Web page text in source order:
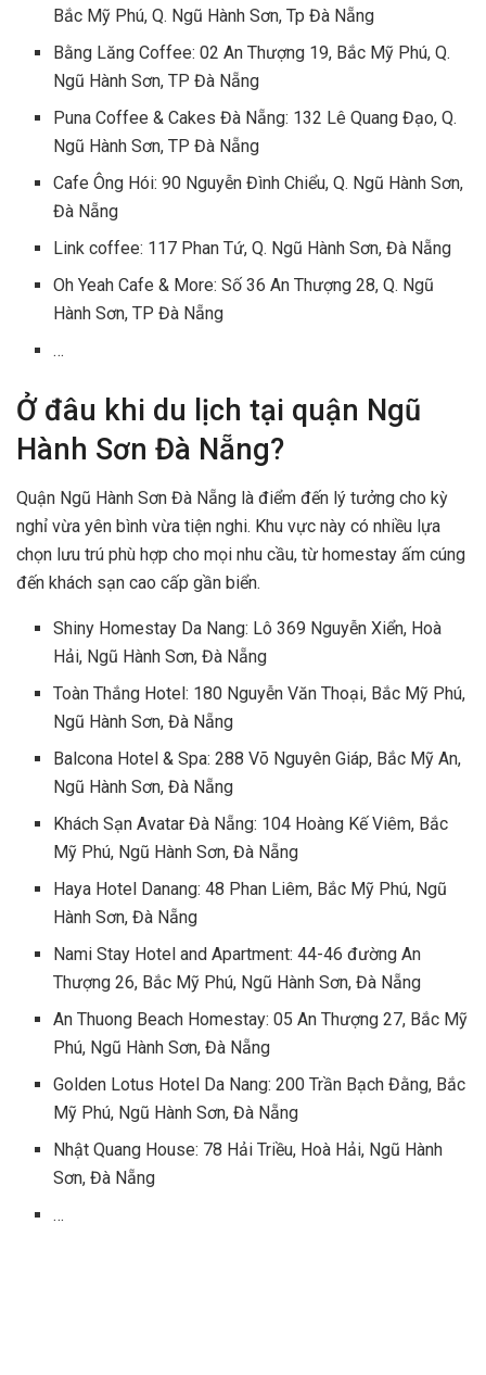
Bắc Mỹ Phú, Q. Ngũ Hành Sơn, Tp Đà Nẵng
Bằng Lăng Coffee: 02 An Thượng 19, Bắc Mỹ Phú, Q.
Ngũ Hành Sơn, TP Đà Nẵng
Puna Coffee & Cakes Đà Nẵng: 132 Lê Quang Đạo, Q.
Ngũ Hành Sơn, TP Đà Nẵng
Cafe Ông Hói: 90 Nguyễn Đình Chiểu, Q. Ngũ Hành Sơn,
Đà Nẵng
Link coffee: 117 Phan Tứ, Q. Ngũ Hành Sơn, Đà Nẵng
Oh Yeah Cafe & More: Số 36 An Thượng 28, Q. Ngũ
Hành Sơn, TP Đà Nẵng
…
Ở đâu khi du lịch tại quận Ngũ
Hành Sơn Đà Nẵng?
Quận Ngũ Hành Sơn Đà Nẵng là điểm đến lý tưởng cho kỳ
nghỉ vừa yên bình vừa tiện nghi. Khu vực này có nhiều lựa
chọn lưu trú phù hợp cho mọi nhu cầu, từ homestay ấm cúng
đến khách sạn cao cấp gần biển.
Shiny Homestay Da Nang: Lô 369 Nguyễn Xiển, Hoà
Hải, Ngũ Hành Sơn, Đà Nẵng
Toàn Thắng Hotel: 180 Nguyễn Văn Thoại, Bắc Mỹ Phú,
Ngũ Hành Sơn, Đà Nẵng
Balcona Hotel & Spa: 288 Võ Nguyên Giáp, Bắc Mỹ An,
Ngũ Hành Sơn, Đà Nẵng
Khách Sạn Avatar Đà Nẵng: 104 Hoàng Kế Viêm, Bắc
Mỹ Phú, Ngũ Hành Sơn, Đà Nẵng
Haya Hotel Danang: 48 Phan Liêm, Bắc Mỹ Phú, Ngũ
Hành Sơn, Đà Nẵng
Nami Stay Hotel and Apartment: 44-46 đường An
Thượng 26, Bắc Mỹ Phú, Ngũ Hành Sơn, Đà Nẵng
An Thuong Beach Homestay: 05 An Thượng 27, Bắc Mỹ
Phú, Ngũ Hành Sơn, Đà Nẵng
Golden Lotus Hotel Da Nang: 200 Trần Bạch Đằng, Bắc
Mỹ Phú, Ngũ Hành Sơn, Đà Nẵng
Nhật Quang House: 78 Hải Triều, Hoà Hải, Ngũ Hành
Sơn, Đà Nẵng
…